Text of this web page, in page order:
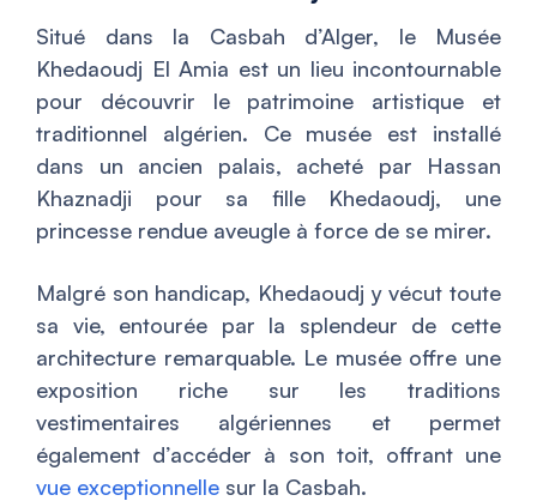
Situé dans la Casbah d’Alger, le Musée
Khedaoudj El Amia est un lieu incontournable
pour découvrir le patrimoine artistique et
traditionnel algérien. Ce musée est installé
dans un ancien palais, acheté par Hassan
Khaznadji pour sa fille Khedaoudj, une
princesse rendue aveugle à force de se mirer.
Malgré son handicap, Khedaoudj y vécut toute
sa vie, entourée par la splendeur de cette
architecture remarquable. Le musée offre une
exposition riche sur les traditions
vestimentaires algériennes et permet
également d’accéder à son toit, offrant une
vue exceptionnelle sur la Casbah.